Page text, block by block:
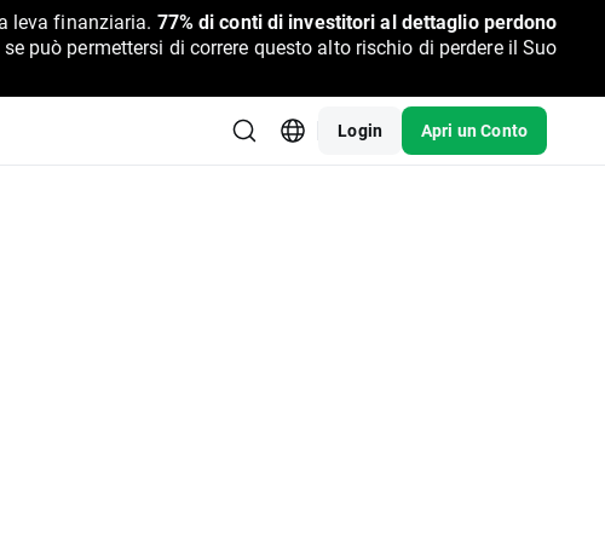
leva finanziaria. 77% di conti di investitori al dettaglio perdono
può permettersi di correre questo alto rischio di perdere il Suo
Login Apri un Conto